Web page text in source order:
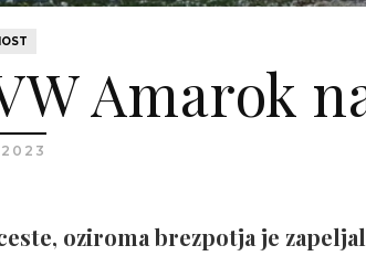
Amarok
oziroma brezpotja je